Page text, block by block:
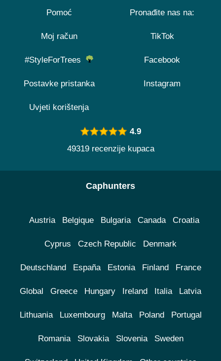
Pomoć
Moj račun
#StyleForTrees
Postavke pristanka
Uvjeti korištenja
Pronađite nas na:
TikTok
Facebook
Instagram
4.9
49319 recenzije kupaca
Caphunters
Austria Belgique Bulgaria Canada Croatia
Cyprus Czech Republic Denmark
Deutschland España Estonia Finland France
Global Greece Hungary Ireland Italia Latvia
Lithuania Luxembourg Malta Poland Portugal
Romania Slovakia Slovenia Sweden